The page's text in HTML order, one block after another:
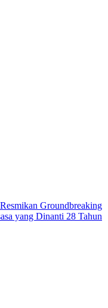
Groundbreaking
yang Dinanti 28 Tahun